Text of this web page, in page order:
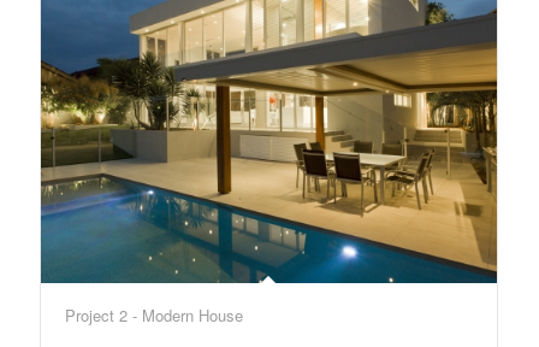
Project 2 - Modern House